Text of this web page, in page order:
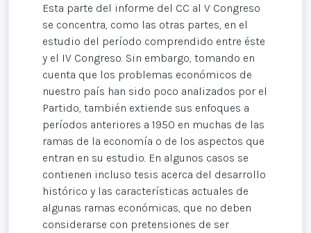
Esta parte del informe del CC al V Congreso
se concentra, como las otras partes, en el
estudio del período comprendido entre éste
y el IV Congreso. Sin embargo, tomando en
cuenta que los problemas económicos de
nuestro país han sido poco analizados por el
Partido, también extiende sus enfoques a
períodos anteriores a 1950 en muchas de las
ramas de la economía o de los aspectos que
entran en su estudio. En algunos casos se
contienen incluso tesis acerca del desarrollo
histórico y las características actuales de
algunas ramas económicas, que no deben
considerarse con pretensiones de ser